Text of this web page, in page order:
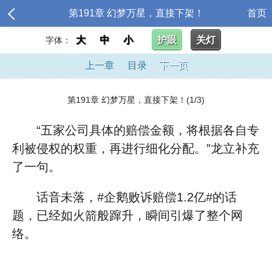
第191章 幻梦万星，直接下架！ 首页
字体： 大 中 小 护眼 关灯
上一章 目录 下一页
第191章 幻梦万星，直接下架！(1/3)
“五家公司具体的赔偿金额，将根据各自专
利被侵权的权重，再进行细化分配。”龙立补充
了一句。
话音未落，#企鹅败诉赔偿1.2亿#的话
题，已经如火箭般蹿升，瞬间引爆了整个网
络。